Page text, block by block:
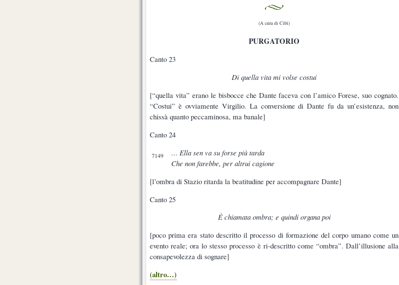
(A cura di Cibì)
PURGATORIO
Canto 23
Di quella vita mi volse costui
[“quella vita” erano le bisbocce che Dante faceva con l’amico Forese, suo cognato.
“Costui” è ovviamente Virgilio. La conversione di Dante fu da un’esistenza, non
chissà quanto peccaminosa, ma banale]
Canto 24
7149
… Ella sen va su forse più tarda
Che non farebbe, per altrui cagione
[l’ombra di Stazio ritarda la beatitudine per accompagnare Dante]
Canto 25
È chiamata ombra; e quindi organa poi
[poco prima era stato descritto il processo di formazione del corpo umano come un
evento reale; ora lo stesso processo è ri-descritto come “ombra”. Dall’illusione alla
consapevolezza di sognare]
(altro…)